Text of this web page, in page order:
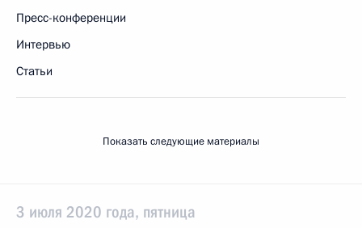
Пресс-конференции
Интервью
Статьи
Показать следующие материалы
3 июля 2020 года, пятница